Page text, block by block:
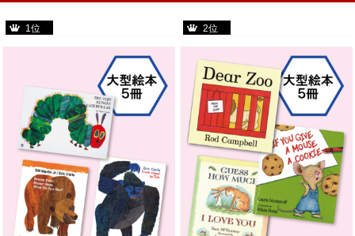
1位 2位